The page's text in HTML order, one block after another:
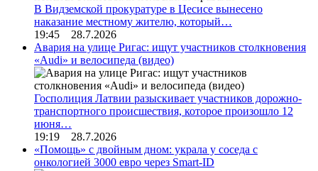
В Видземской прокуратуре в Цесисе вынесено
наказание местному жителю, который…
19:45 28.7.2026
Авария на улице Ригас: ищут участников столкновения
«Audi» и велосипеда (видео)
Госполиция Латвии разыскивает участников дорожно-
транспортного происшествия, которое произошло 12
июня…
19:19 28.7.2026
«Помощь» с двойным дном: украла у соседа с
онкологией 3000 евро через Smart-ID